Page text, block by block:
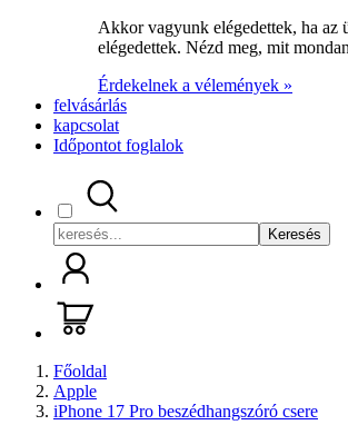
Akkor vagyunk elégedettek, ha az
elégedettek. Nézd meg, mit
Érdekelnek a vélemények »
felvásárlás
kapcsolat
Időpontot foglalok
Keresés
Főoldal
Apple
iPhone 17 Pro beszédhangszóró csere